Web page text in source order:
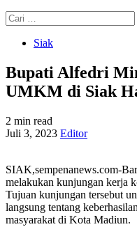
Cari
untuk:
Siak
Bupati Alfedri
UMKM di Siak
2 min read
Juli 3, 2023 Editor
SIAK,sempenanews.com-
melakukan kunjungan kerja
Tujuan kunjungan tersebut
langsung tentang
masyarakat di Kota Madiun.